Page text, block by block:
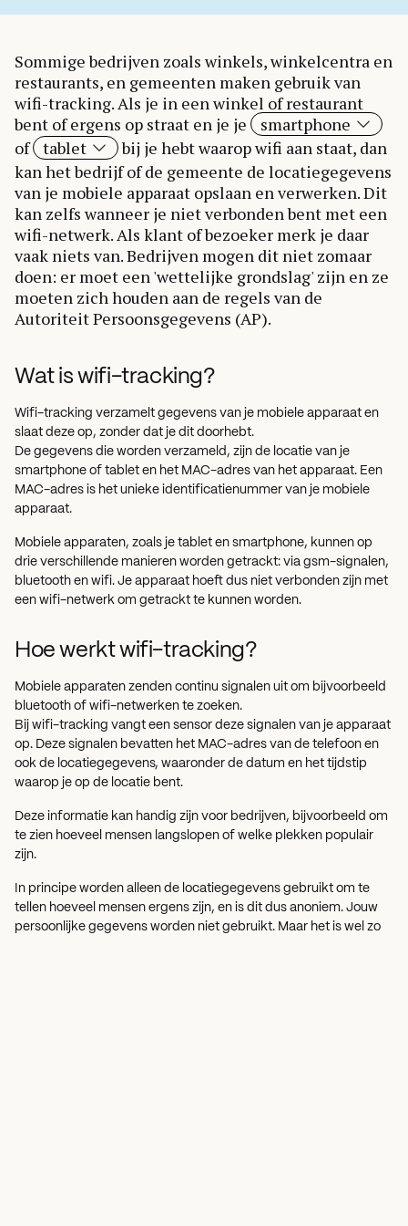
Sommige bedrijven zoals winkels, winkelcentra en
restaurants, en gemeenten maken gebruik van
wifi-tracking. Als je in een winkel of restaurant
bent of ergens op straat en je je
smartphone
of tablet
bij je hebt waarop wifi aan staat, dan
kan het bedrijf of de gemeente de locatiegegevens
van je mobiele apparaat opslaan en verwerken. Dit
kan zelfs wanneer je niet verbonden bent met een
wifi-netwerk. Als klant of bezoeker merk je daar
vaak niets van. Bedrijven mogen dit niet zomaar
doen: er moet een 'wettelijke grondslag' zijn en ze
moeten zich houden aan de regels van de
Autoriteit Persoonsgegevens (AP).
Wat is wifi-tracking?
Wifi-tracking verzamelt gegevens van je mobiele apparaat en
slaat deze op, zonder dat je dit doorhebt.
De gegevens die worden verzameld, zijn de locatie van je
smartphone of tablet en het MAC-adres van het apparaat. Een
MAC-adres is het unieke identificatienummer van je mobiele
apparaat.
Mobiele apparaten, zoals je tablet en smartphone, kunnen op
drie verschillende manieren worden getrackt: via gsm-signalen,
bluetooth en wifi. Je apparaat hoeft dus niet verbonden zijn met
een wifi-netwerk om getrackt te kunnen worden.
Hoe werkt wifi-tracking?
Mobiele apparaten zenden continu signalen uit om bijvoorbeeld
bluetooth of wifi-netwerken te zoeken.
Bij wifi-tracking vangt een sensor deze signalen van je apparaat
op. Deze signalen bevatten het MAC-adres van de telefoon en
ook de locatiegegevens, waaronder de datum en het tijdstip
waarop je op de locatie bent.
Deze informatie kan handig zijn voor bedrijven, bijvoorbeeld om
te zien hoeveel mensen langslopen of welke plekken populair
zijn.
In principe worden alleen de locatiegegevens gebruikt om te
tellen hoeveel mensen ergens zijn, en is dit dus anoniem. Jouw
persoonlijke gegevens worden niet gebruikt. Maar het is wel zo